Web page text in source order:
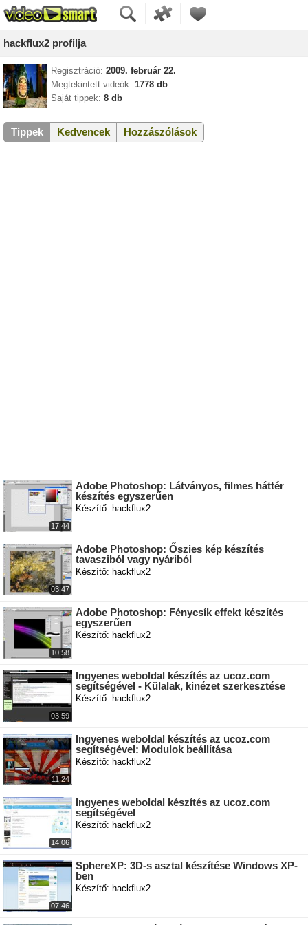
hackflux2 profilja
Regisztráció: 2009. február 22.
Megtekintett videók: 1778 db
Saját tippek: 8 db
Tippek Kedvencek Hozzászólások
17:44
Adobe Photoshop: Látványos, filmes háttér
készítés egyszerűen
Készítő: hackflux2
03:47
Adobe Photoshop: Őszies kép készítés
tavasziból vagy nyáriból
Készítő: hackflux2
10:58
Adobe Photoshop: Fénycsík effekt készítés
egyszerűen
Készítő: hackflux2
03:59
Ingyenes weboldal készítés az ucoz.com
segítségével - Külalak, kinézet szerkesztése
Készítő: hackflux2
11:24
Ingyenes weboldal készítés az ucoz.com
segítségével: Modulok beállítása
Készítő: hackflux2
14:06
Ingyenes weboldal készítés az ucoz.com
segítségével
Készítő: hackflux2
07:46
SphereXP: 3D-s asztal készítése Windows XP-
ben
Készítő: hackflux2